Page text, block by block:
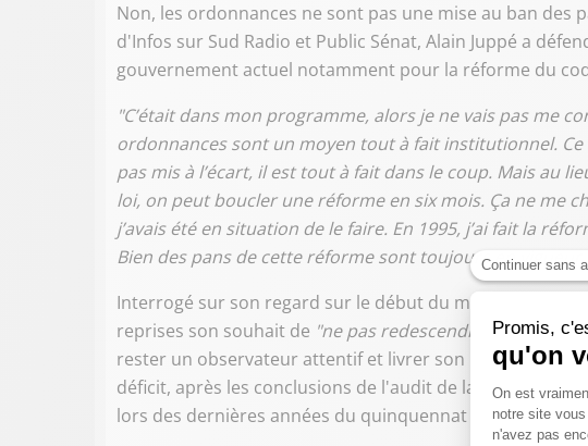
Non, les ordonnances ne sont pas une mise au ban
d'Infos sur Sud Radio et Public Sénat, Alain Juppé a
gouvernement actuel notamment pour la réforme du
"C’était dans mon programme, alors je ne vais pas me
ordonnances sont un moyen tout à fait institutionnel. Ce
pas mis à l’écart, il est tout à fait dans le coup. Mais au
loi, on peut boucler une réforme en six mois. Ça ne me
j’avais été en situation de le faire. En 1995, j’ai fait la
Bien des pans de cette réforme sont toujours en
Interrogé sur son regard sur le début du mandat
reprises son souhait de "ne pas redescendre dans
rester un observateur attentif et livrer son regard sur
déficit, après les conclusions de l'audit de la Cour des
lors des dernières années du quinquennat de François